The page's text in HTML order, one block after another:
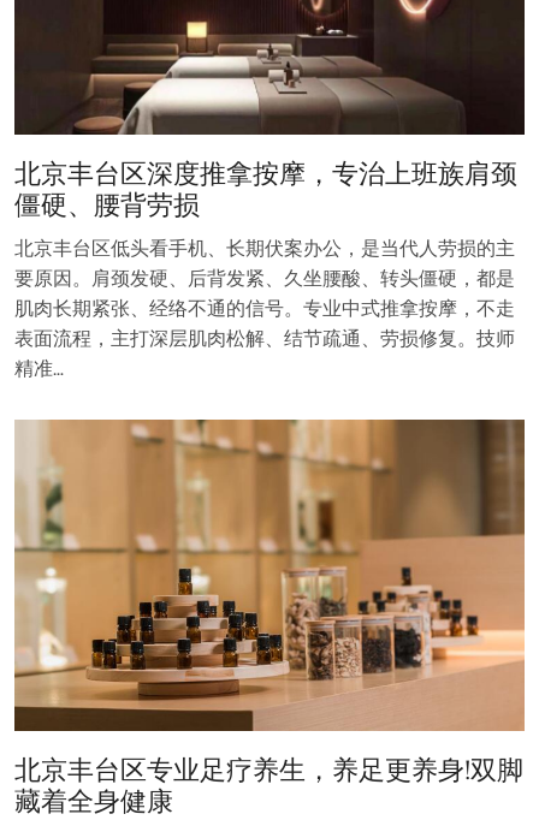
北京丰台区深度推拿按摩，专治上班族肩颈
僵硬、腰背劳损
北京丰台区低头看手机、长期伏案办公，是当代人劳损的主
要原因。肩颈发硬、后背发紧、久坐腰酸、转头僵硬，都是
肌肉长期紧张、经络不通的信号。专业中式推拿按摩，不走
表面流程，主打深层肌肉松解、结节疏通、劳损修复。技师
精准…
北京丰台区专业足疗养生，养足更养身!双脚
藏着全身健康